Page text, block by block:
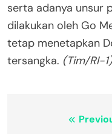
serta adanya unsur
dilakukan oleh Go
tetap menetapkan
tersangka. (Tim/RI-1)
Navigasi